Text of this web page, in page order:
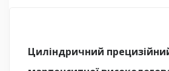
Циліндричний